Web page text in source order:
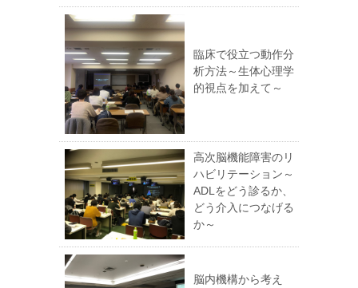
臨床で役立つ動作分
析方法～生体心理学
的視点を加えて～
高次脳機能障害のリ
ハビリテーション～
ADLをどう診るか、
どう介入につなげる
か～
脳内機構から考え